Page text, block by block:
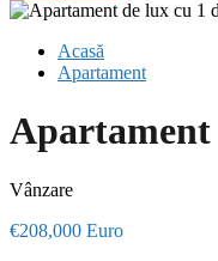
Acasă
Apartament
Vânzare
€208,000 Euro